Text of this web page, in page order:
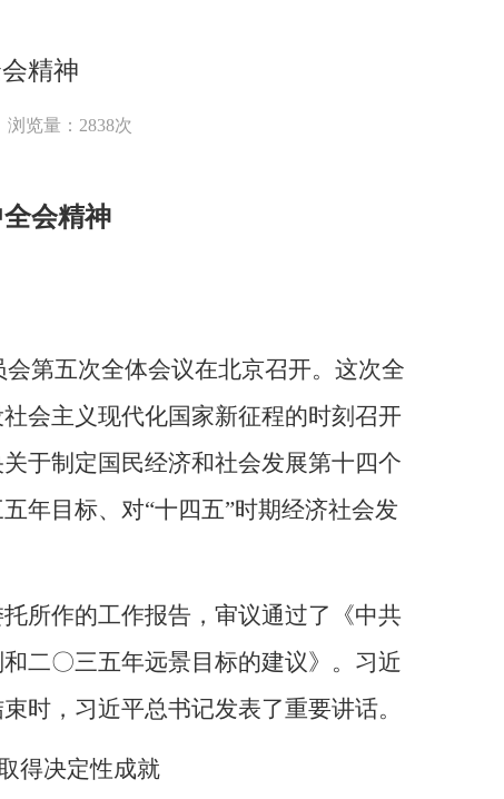
精神
浏览量：2838次
会精神
第五次全体会议在北京召开。这次全
会主义现代化国家新征程的时刻召开
于制定国民经济和社会发展第十四个
年目标、对“十四五”时期经济社会发
所作的工作报告，审议通过了《中共
二〇三五年远景目标的建议》。习近
时，习近平总书记发表了重要讲话。
得决定性成就